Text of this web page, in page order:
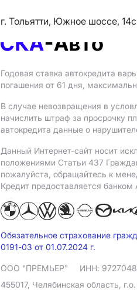
г. Тольятти, Южное шоссе,
Годовая ставка автокредита
погашения от 61 дня,
В случае невозвращения в
начислить штраф за просрочку
автокредита данные о
Данный Интернет-сайт носит
положениями Статьи 437
пожалуйста, обращайтесь к
Кредит предоставляется банком
Обязательное страхование
0191-03 от 01.07.2024 г.
ООО "ПРЕМЬЕР" ИНН:
455017, Челябинская область,